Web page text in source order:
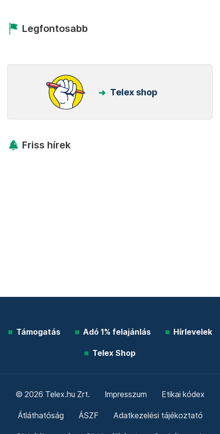
Legfontosabb
Telex shop
Friss hírek
Támogatás Adó 1% felajánlás Hírlevelek
Telex Shop
© 2026 Telex.hu Zrt. Impresszum Etikai kódex
Átláthatóság ÁSZF Adatkezelési tájékoztató